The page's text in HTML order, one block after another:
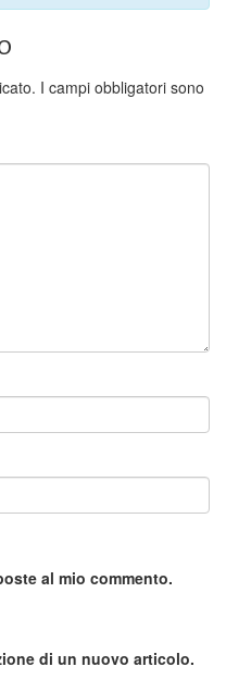
I campi obbligatori sono
al mio commento.
di un nuovo articolo.